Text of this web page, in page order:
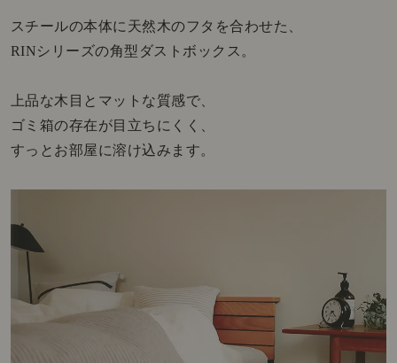
スチールの本体に天然木のフタを合わせた、
RINシリーズの角型ダストボックス。
上品な木目とマットな質感で、
ゴミ箱の存在が目立ちにくく、
すっとお部屋に溶け込みます。